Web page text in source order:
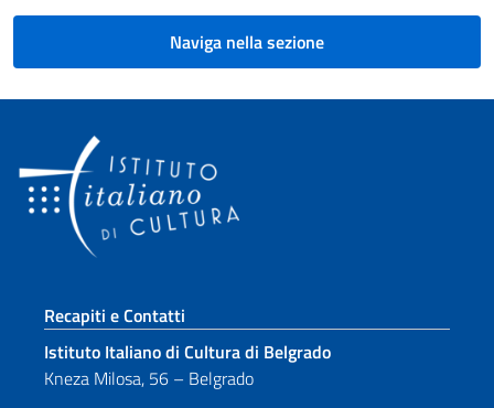
Naviga nella sezione
Sezione footer
Recapiti e Contatti
Istituto Italiano di Cultura di Belgrado
Kneza Milosa, 56 – Belgrado